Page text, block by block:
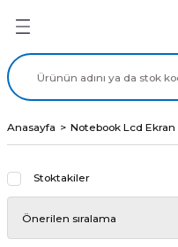
Ekran Panel
Data Kablo
Anasayfa Notebook Lcd Ekran
Stoktakiler